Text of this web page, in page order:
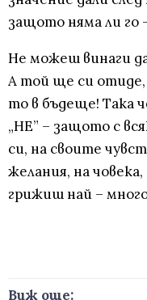
защото няма ли го
Не можеш винаги
А той ще си отиде,
то в бъдеще! Така
„НЕ” – защото с
си, на своите
желания, на
грижиш най –
Виж още: